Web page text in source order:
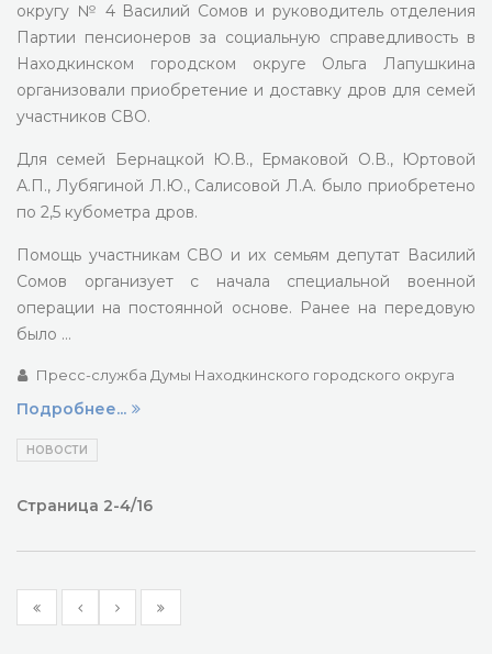
округу № 4 Василий Сомов и руководитель отделения
Партии пенсионеров за социальную справедливость в
Находкинском городском округе Ольга Лапушкина
организовали приобретение и доставку дров для семей
участников СВО.
Для семей Бернацкой Ю.В., Ермаковой О.В., Юртовой
А.П., Лубягиной Л.Ю., Салисовой Л.А. было приобретено
по 2,5 кубометра дров.
Помощь участникам СВО и их семьям депутат Василий
Сомов организует с начала специальной военной
операции на постоянной основе. Ранее на передовую
было …
Пресс-служба Думы Находкинского городского округа
Подробнее...
НОВОСТИ
Страница 2-4/16